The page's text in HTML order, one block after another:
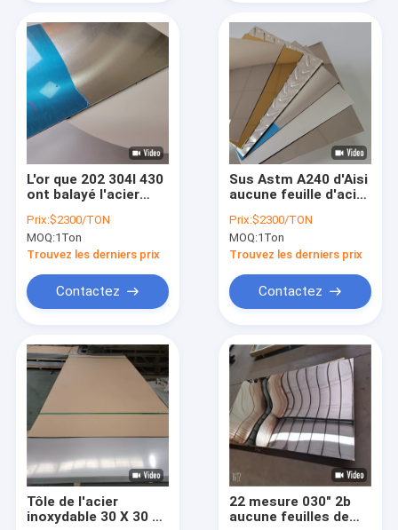
Produits
Vidéos
À propos de nous
Visite de l'usine
L'or que 202 304l 430
ont balayé l'acier
8 la feuille d'acier
inoxydable de BA de
#4 2B 202
Prix:$2300/TON
MOQ:1Ton
Trouvez les derniers prix
Contactez
Sus Astm A240 d'Aisi
aucune feuille d'acier
finition 4 balayée
0,05 millimètres 0,1
millimètres 0,3
Prix:$2300/TON
MOQ:1Ton
Trouvez les derniers prix
Contactez
Tôle de l'acier
inoxydable 30 X 30 36
22 mesure 030" 2b
aucune feuilles de